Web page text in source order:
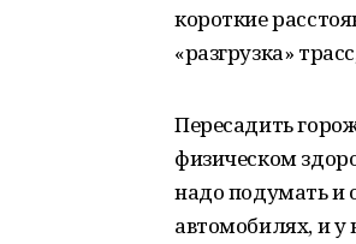
короткие
«разгрузка»
Пересадить
физическом
надо подумать и
автомобилях, и у